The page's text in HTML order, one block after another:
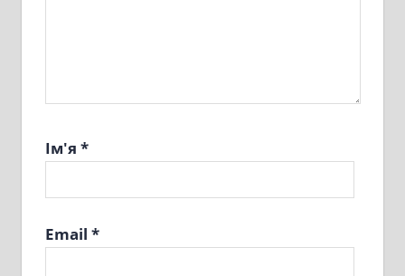
Ім'я *
Email *